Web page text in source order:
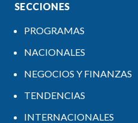
SECCIONES
PROGRAMAS
NACIONALES
NEGOCIOS Y FINANZAS
TENDENCIAS
INTERNACIONALES